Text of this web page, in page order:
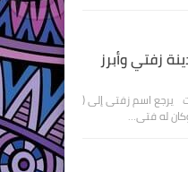
زفتي وأبرز
يرجع اسم زفتى إلى (
له فتى…